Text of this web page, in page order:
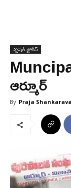
స్పెషల్ స్టోరీస్
ఆర్మూర్
By Praja